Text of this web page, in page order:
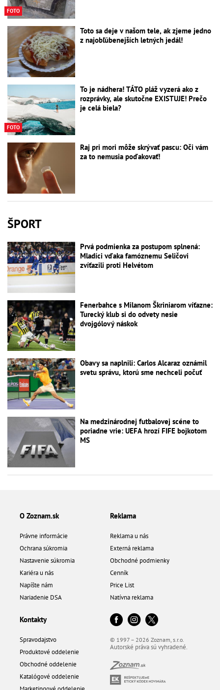
FOTO
Toto sa deje v našom tele, ak zjeme jedno
z najobľúbenejších letných jedál!
FOTO
To je nádhera! TÁTO pláž vyzerá ako z
rozprávky, ale skutočne EXISTUJE! Prečo
je celá biela?
Raj pri mori môže skrývať pascu: Oči vám
za to nemusia poďakovať!
ŠPORT
Prvá podmienka za postupom splnená:
Mladíci vďaka famóznemu Seličovi
zvíťazili proti Helvétom
Fenerbahce s Milanom Škriniarom víťazne:
Turecký klub si do odvety nesie
dvojgólový náskok
Obavy sa naplnili: Carlos Alcaraz oznámil
svetu správu, ktorú sme nechceli počuť
Na medzinárodnej futbalovej scéne to
poriadne vrie: UEFA hrozí FIFE bojkotom
MS
O Zoznam.sk
Právne informácie
Ochrana súkromia
Nastavenie súkromia
Kariéra u nás
Napíšte nám
Nariadenie DSA
Reklama
Reklama u nás
Externá reklama
Obchodné podmienky
Cenník
Price List
Natívna reklama
Kontakty
Spravodajstvo
Produktové oddelenie
Obchodné oddelenie
Katalógové oddelenie
© 1997 – 2026 Zoznam, s.r.o.
Autorské práva sú vyhradené.